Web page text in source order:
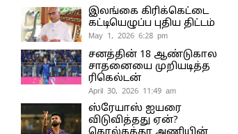
இலங்கை கிரிக்கெட்டை
கட்டியெழுப்ப புதிய திட்டம்
May 1, 2026 6:28 pm
சனத்தின் 18 ஆண்டுகால
சாதனையை முறியடித்த
ரிகெல்டன்
April 30, 2026 11:49 am
ஸ்ரேயாஸ் ஐயரை
விடுவித்தது ஏன்?